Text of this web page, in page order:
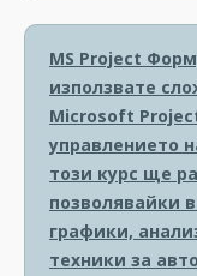
MS Project
използвате
Microsoft
управлението
този курс ще
позволявайки
графики,
техники за